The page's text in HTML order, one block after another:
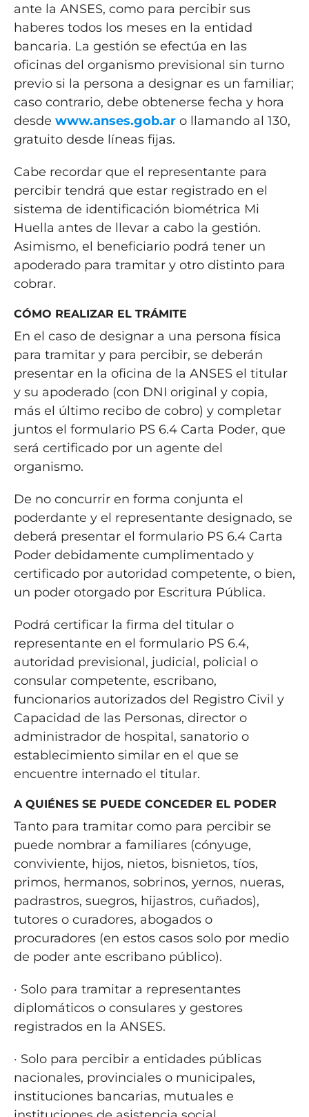
ante la ANSES, como para percibir sus
haberes todos los meses en la entidad
bancaria. La gestión se efectúa en las
oficinas del organismo previsional sin turno
previo si la persona a designar es un familiar;
caso contrario, debe obtenerse fecha y hora
desde www.anses.gob.aro llamando al 130,
gratuito desde líneas fijas.
Cabe recordar que el representante para
percibir tendrá que estar registrado en el
sistema de identificación biométrica Mi
Huella antes de llevar a cabo la gestión.
Asimismo, el beneficiario podrá tener un
apoderado para tramitar y otro distinto para
cobrar.
CÓMO REALIZAR EL TRÁMITE
En el caso de designar a una persona física
para tramitar y para percibir, se deberán
presentar en la oficina de la ANSES el titular
y su apoderado (con DNI original y copia,
más el último recibo de cobro) y completar
juntos el formulario PS 6.4 Carta Poder, que
será certificado por un agente del
organismo.
De no concurrir en forma conjunta el
poderdante y el representante designado, se
deberá presentar el formulario PS 6.4 Carta
Poder debidamente cumplimentado y
certificado por autoridad competente, o bien,
un poder otorgado por Escritura Pública.
Podrá certificar la firma del titular o
representante en el formulario PS 6.4,
autoridad previsional, judicial, policial o
consular competente, escribano,
funcionarios autorizados del Registro Civil y
Capacidad de las Personas, director o
administrador de hospital, sanatorio o
establecimiento similar en el que se
encuentre internado el titular.
A QUIÉNES SE PUEDE CONCEDER EL PODER
Tanto para tramitar como para percibir se
puede nombrar a familiares (cónyuge,
conviviente, hijos, nietos, bisnietos, tíos,
primos, hermanos, sobrinos, yernos, nueras,
padrastros, suegros, hijastros, cuñados),
tutores o curadores, abogados o
procuradores (en estos casos solo por medio
de poder ante escribano público).
· Solo para tramitar a representantes
diplomáticos o consulares y gestores
registrados en la ANSES.
· Solo para percibir a entidades públicas
nacionales, provinciales o municipales,
instituciones bancarias, mutuales e